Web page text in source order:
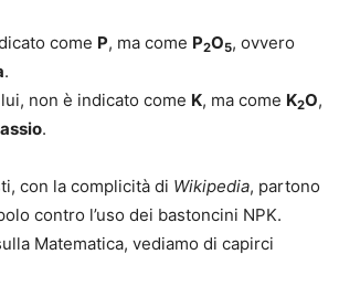
come P, ma come P2O5, ovvero
.
non è indicato come K, ma come K2O,
.
con la complicità di Wikipedia, partono
contro l’uso dei bastoncini NPK.
Matematica, vediamo di capirci